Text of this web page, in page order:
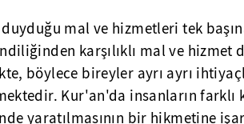
mal ve hizmetleri tek
karşılıklı mal ve hizmet
böylece bireyler ayrı ayrı
Kur'an'da insanların
yaratılmasının bir hikmetine